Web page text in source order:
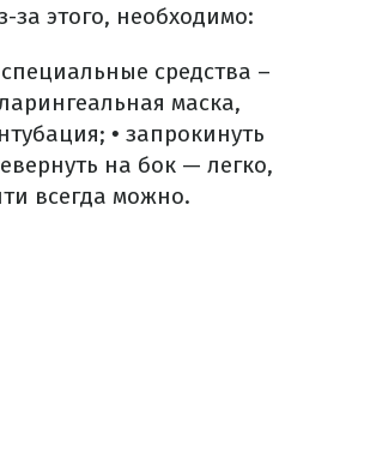
за этого, необходимо:
средства –
маска,
• запрокинуть
на бок — легко,
всегда можно.